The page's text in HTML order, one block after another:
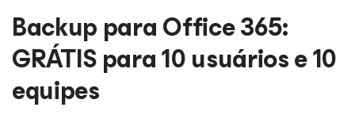
Backup para Office 365:
GRÁTIS para 10 usuários e 10
equipes